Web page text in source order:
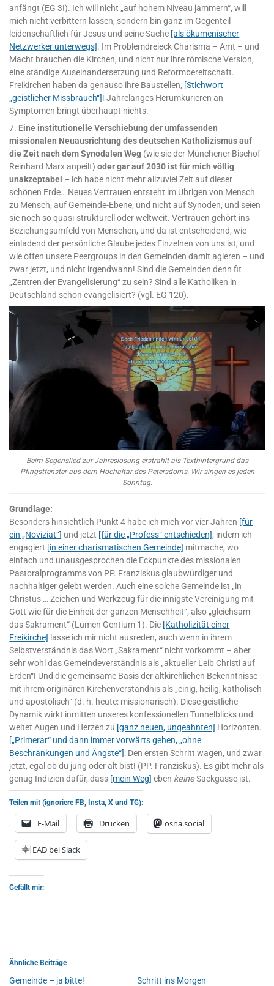
anfängt (EG 3!). Ich will nicht „auf hohem Niveau jammern“, will
mich nicht verbittern lassen, sondern bin ganz im Gegenteil
leidenschaftlich für Jesus und seine Sache [als ökumenischer
Netzwerker unterwegs]. Im Problemdreieck Charisma – Amt – und
Macht brauchen die Kirchen, und nicht nur ihre römische Version,
eine ständige Auseinandersetzung und Reformbereitschaft.
Freikirchen haben da genauso ihre Baustellen, [Stichwort
„geistlicher Missbrauch“]! Jahrelanges Herumkurieren an
Symptomen bringt überhaupt nichts.
7. Eine institutionelle Verschiebung der umfassenden
missionalen Neuausrichtung des deutschen Katholizismus auf
die Zeit nach dem Synodalen Weg (wie sie der Münchener Bischof
Reinhard Marx anpeilt) oder gar auf 2030 ist für mich völlig
unakzeptabel – ich habe nicht mehr allzuviel Zeit auf dieser
schönen Erde… Neues Vertrauen entsteht im Übrigen von Mensch
zu Mensch, auf Gemeinde-Ebene, und nicht auf Synoden, und seien
sie noch so quasi-strukturell oder weltweit. Vertrauen gehört ins
Beziehungsumfeld von Menschen, und da ist entscheidend, wie
einladend der persönliche Glaube jedes Einzelnen von uns ist, und
wie offen unsere Peergroups in den Gemeinden damit agieren – und
zwar jetzt, und nicht irgendwann! Sind die Gemeinden denn fit
„Zentren der Evangelisierung“ zu sein? Sind alle Katholiken in
Deutschland schon evangelisiert? (vgl. EG 120).
Beim Segenslied zur Jahreslosung erstrahlt als Texthintergrund das
Pfingstfenster aus dem Hochaltar des Petersdoms. Wir singen es jeden
Sonntag.
Grundlage:
Besonders hinsichtlich Punkt 4 habe ich mich vor vier Jahren [für
ein „Noviziat“] und jetzt [für die „Profess“ entschieden], indem ich
engagiert [in einer charismatischen Gemeinde] mitmache, wo
einfach und unausgesprochen die Eckpunkte des missionalen
Pastoralprogramms von PP. Franziskus glaubwürdiger und
nachhaltiger gelebt werden. Auch eine solche Gemeinde ist „in
Christus … Zeichen und Werkzeug für die innigste Vereinigung mit
Gott wie für die Einheit der ganzen Menschheit“, also „gleichsam
das Sakrament“ (Lumen Gentium 1). Die [Katholizität einer
Freikirche] lasse ich mir nicht ausreden, auch wenn in ihrem
Selbstverständnis das Wort „Sakrament“ nicht vorkommt – aber
sehr wohl das Gemeindeverständnis als „aktueller Leib Christi auf
Erden“! Und die gemeinsame Basis der altkirchlichen Bekenntnisse
mit ihrem originären Kirchenverständnis als „einig, heilig, katholisch
und apostolisch“ (d. h. heute: missionarisch). Diese geistliche
Dynamik wirkt inmitten unseres konfessionellen Tunnelblicks und
weitet Augen und Herzen zu [ganz neuen, ungeahnten] Horizonten.
[„Primerar“ und dann immer vorwärts gehen, „ohne
Beschränkungen und Ängste“]: Den ersten Schritt wagen, und zwar
jetzt, egal ob du jung oder alt bist! (PP. Franziskus). Es gibt mehr als
genug Indizien dafür, dass [mein Weg] eben keineSackgasse ist.
Teilen mit (ignoriere FB, Insta, X und TG):
E-Mail Drucken osna.social
EAD bei Slack
Gefällt mir:
Ähnliche Beiträge
Gemeinde – ja bitte!
Schritt ins Morgen